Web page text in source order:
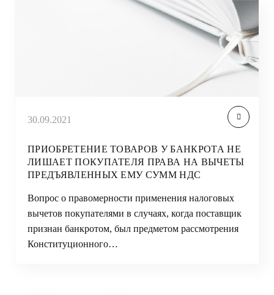
30.09.2021
ПРИОБРЕТЕНИЕ ТОВАРОВ У БАНКРОТА НЕ
ЛИШАЕТ ПОКУПАТЕЛЯ ПРАВА НА ВЫЧЕТЫ
ПРЕДЪЯВЛЕННЫХ ЕМУ СУММ НДС
Вопрос о правомерности применения налоговых
вычетов покупателями в случаях, когда поставщик
признан банкротом, был предметом рассмотрения
Конституционного…